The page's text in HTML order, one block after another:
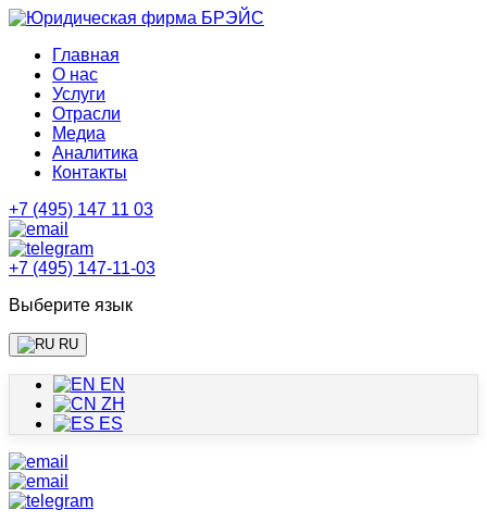
Главная
О нас
Услуги
Отрасли
Медиа
Аналитика
Контакты
+7 (495) 147 11 03
+7 (495) 147-11-03
Выберите язык
RU
EN
ZH
ES